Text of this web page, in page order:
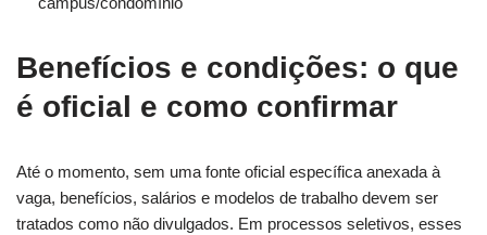
Benefícios e condições: o que
é oficial e como confirmar
Até o momento, sem uma fonte oficial específica anexada à
vaga, benefícios, salários e modelos de trabalho devem ser
tratados como não divulgados. Em processos seletivos, esses